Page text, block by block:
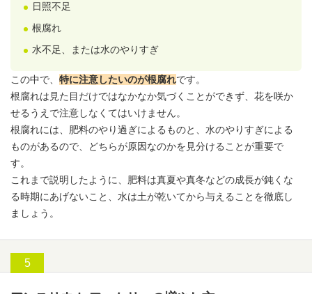
日照不足
根腐れ
水不足、または水のやりすぎ
この中で、 特に注意したいのが根腐れです。
根腐れは見た目だけではなかなか気づくことができず、花を咲か
せるうえで注意しなくてはいけません。
根腐れには、肥料のやり過ぎによるものと、水のやりすぎによる
ものがあるので、どちらが原因なのかを見分けることが重要で
す。
これまで説明したように、肥料は真夏や真冬などの成長が鈍くな
る時期にあげないこと、水は土が乾いてから与えることを徹底し
ましょう。